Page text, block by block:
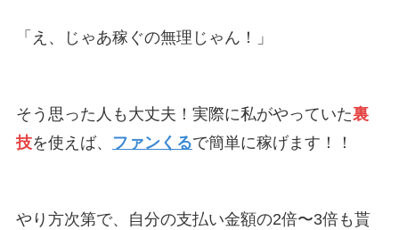
「え、じゃあ稼ぐの無理じゃん！」
そう思った人も大丈夫！実際に私がやっていた裏
技を使えば、 ファンくるで簡単に稼げます！！
やり方次第で、自分の支払い金額の2倍〜3倍も貰